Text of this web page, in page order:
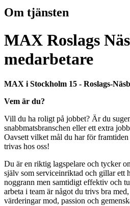
Om tjänsten
MAX Roslags
medarbetare
MAX i Stockholm 15 - Roslags-
Vem är du?
Vill du ha roligt på jobbet? Är du
snabbmatsbranschen eller ett extra
Oavsett vilket mål du har för
trivas hos oss!
Du är en riktig lagspelare och tycker
själv som serviceinriktad och gillar ett
noggrann men samtidigt effektiv och
arbeta i team är något du trivs bra
värderingar mod, passion och